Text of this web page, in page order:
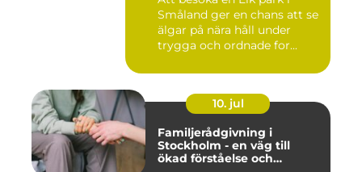
Småland ger en chans att se
älgar på nära håll under
trygga och ordnade for...
10. jul
Familjerådgivning i
Stockholm - en väg till
ökad förståelse och